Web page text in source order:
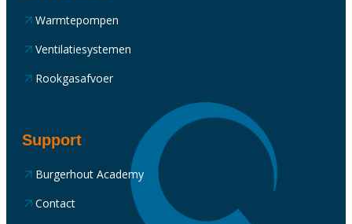
Warmtepompen
Ventilatiesystemen
Rookgasafvoer
Support
Burgerhout Academy
Contact